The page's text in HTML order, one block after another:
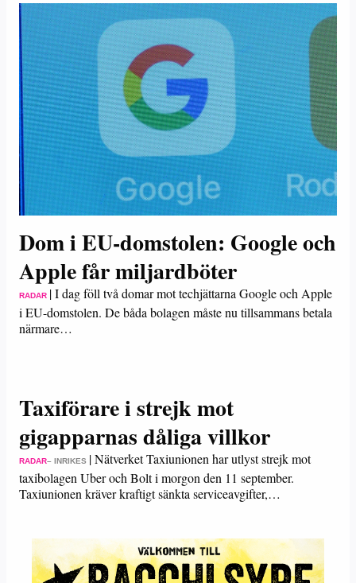
Dom i EU-domstolen: Google och
Apple får miljardböter
RADAR |I dag föll två domar mot techjättarna Google och Apple
i EU-domstolen. De båda bolagen måste nu tillsammans betala
närmare…
Taxiförare i strejk mot
gigapparnas dåliga villkor
RADAR– INRIKES |Nätverket Taxiunionen har utlyst strejk mot
taxibolagen Uber och Bolt i morgon den 11 september.
Taxiunionen kräver kraftigt sänkta serviceavgifter,…